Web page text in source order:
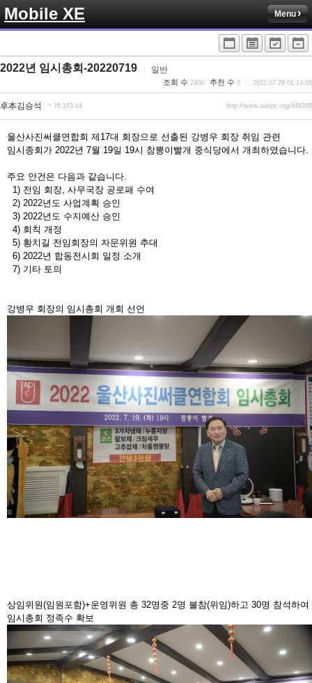
Mobile XE Menu
2022년 임시총회-20220719 일반
조회 수 2400 추천 수 0 2022.07.29 01:13:05
卓本김승석 *.76.163.14 http://www.uaopc.org/846208
울산사진써클연합회 제17대 회장으로 선출된 강병우 회장 취임 관련
임시종회가 2022년 7월 19일 19시 참뽕이빨개 중식당에서 개최하였습니다.
주요 안건은 다음과 같습니다.
1) 전임 회장, 사무국장 공로패 수여
2) 2022년도 사업계획 승인
3) 2022년도 수지예산 승인
4) 회칙 개정
5) 황치길 전임회장의 자문위원 추대
6) 2022년 합동전시회 일정 소개
7) 기타 토의
강병우 회장의 임시총회 개회 선언
상임위원(임원포함)+운영위원 총 32명중 2명 불참(위임)하고 30명 참석하여
임시총회 정족수 확보